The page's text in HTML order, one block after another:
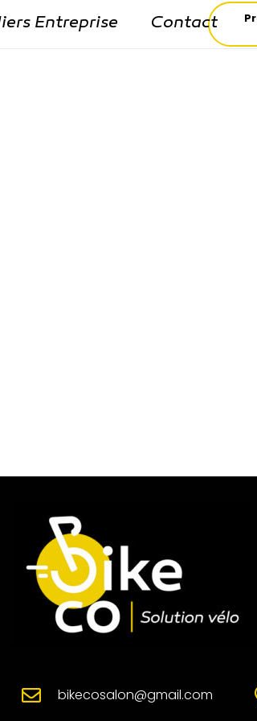
Entreprise Contact
bikecosalon@gmail.com